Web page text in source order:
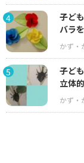
4
子ど
バラ
5
子ど
立体